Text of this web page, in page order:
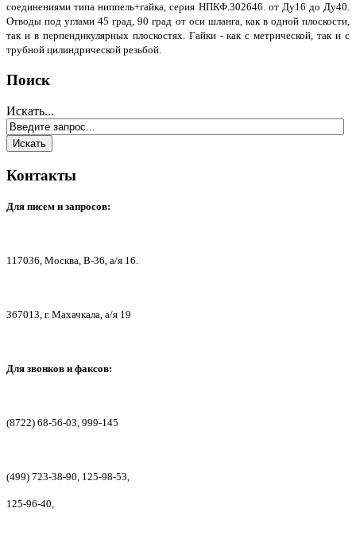
соединениями типа ниппель+гайка, серия НПКФ.302646. от Ду16 до Ду40.
Отводы под углами 45 град, 90 град от оси шланга, как в одной плоскости,
так и в перпендикулярных плоскостях. Гайки - как с метрической, так и с
трубной цилиндрической резьбой.
Поиск
Искать...
Контакты
Для писем и запросов:
117036, Москва, В-36, а/я 16.
367013, г. Махачкала, а/я 19
Для звонков и факсов:
(8722) 68-56-03, 999-145
(499) 723-38-90, 125-98-53,
125-96-40,